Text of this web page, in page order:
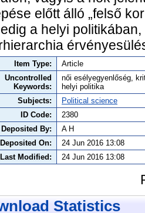
előtt álló „felső
a helyi
Item Type:
Article
Uncontrolled
Keywords:
női esélyegyenlőség,
helyi politika
Subjects:
Political science
ID Code:
2380
Deposited By:
A H
Deposited On:
24 Jun 2016 13:08
Last Modified:
24 Jun 2016 13:08
Statistics